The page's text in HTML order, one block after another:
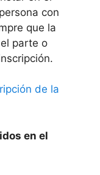
con
que la
parte o
de la
en el